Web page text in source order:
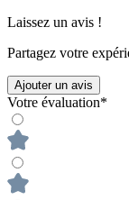
Laissez un avis !
Partagez votre
Ajouter un avis
Votre évaluation*